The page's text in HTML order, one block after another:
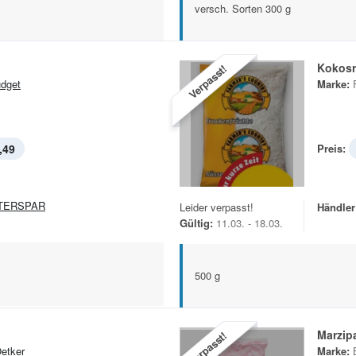
versch. Sorten 300 g
Verpasst! Marke:
Preis:
Leider verpasst!
Gültig: 11.03. - 18.03.
500 g
Marke: